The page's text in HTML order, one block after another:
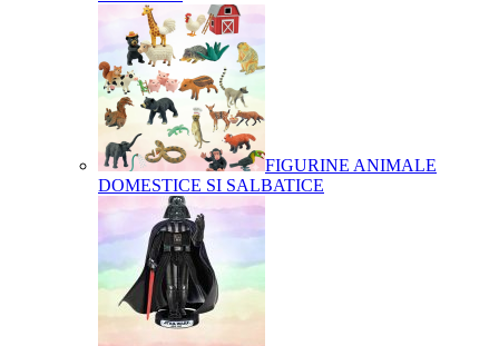
FIGURINE ANIMALE
DOMESTICE SI SALBATICE